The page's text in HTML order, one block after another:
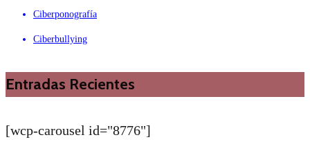
Ciberponografía
Ciberbullying
Entradas Recientes
[wcp-carousel id="8776"]